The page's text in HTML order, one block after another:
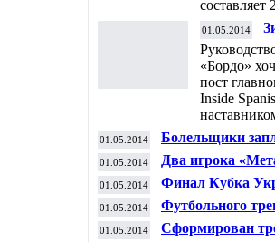
составляет
01.05.2014
«Бордо»
пост
Inside
01.05.2014
Болельщики
игрока МХК
01.05.2014 Два игрока
01.05.2014 Финал Кубка
01.05.2014
Футбольного
домогательства
01.05.2014 Сформирован